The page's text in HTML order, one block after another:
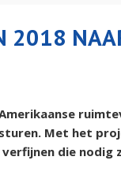
2018
Amerikaanse
Met het
die nodig